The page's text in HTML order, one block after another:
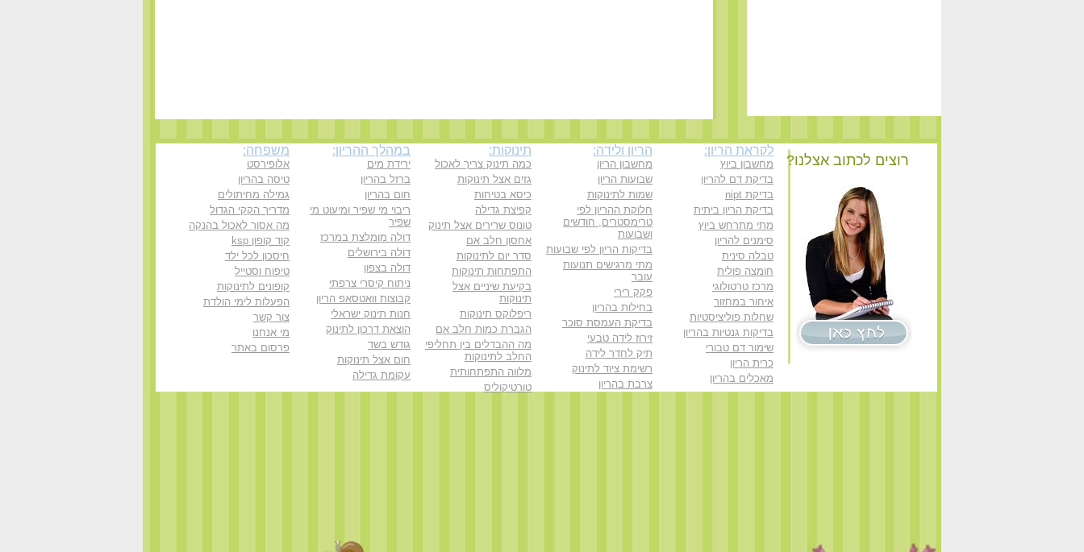
רוצים לכתוב אצלנו?
לקראת הריון:
מחשבון ביוץ
בדיקת דם להריון
בדיקת nipt
בדיקת הריון ביתית
מתי מתרחש ביוץ
סימנים להריון
טבלה סינית
חומצה פולית
מרכז טרטולוגי
איחור במחזור
שחלות פוליציסטיות
בדיקות גנטיות בהריון
שימור דם טבורי
כרית הריון
מאכלים בהריון
הריון ולידה:
מחשבון הריון
שבועות הריון
שמות לתינוקות
חלוקת ההריון לפי
טרימסטרים, חודשים
ושבועות
בדיקות הריון לפי שבועות
מתי מרגישים תנועות
עובר
פקק רירי
בחילות בהריון
בדיקת העמסת סוכר
זירוז לידה טבעי
תיק לחדר לידה
רשימת ציוד לתינוק
צרבת בהריון
תינוקות:
כמה תינוק צריך לאכול
גזים אצל תינוקות
כיסא בטיחות
קפיצת גדילה
טונוס שרירים אצל תינוק
אחסון חלב אם
סדר יום לתינוקות
התפתחות תינוקות
בקיעת שיניים אצל
תינוקות
ריפלוקס תינוקות
הגברת כמות חלב אם
מה ההבדלים בין תחליפי
החלב לתינוקות
מלווה התפתחותית
טורטיקוליס
במהלך ההריון:
ירידת מים
ברזל בהריון
חום בהריון
ריבוי מי שפיר ומיעוט מי
שפיר
דולה מומלצת במרכז
דולה בירושלים
דולה בצפון
ניתוח קיסרי צרפתי
קבוצות וואטסאפ הריון
חנות תינוק ישראלי
הוצאת דרכון לתינוק
גודש בשד
חום אצל תינוקות
עקומת גדילה
משפחה:
אלופירסט
טיסה בהריון
גמילה מחיתולים
מדריך הקקי הגדול
מה אסור לאכול בהנקה
קוד קופון ksp
חיסכון לכל ילד
טיפוח וסטייל
קופונים לתינוקות
הפעלות לימי הולדת
צור קשר
מי אנחנו
פרסום באתר